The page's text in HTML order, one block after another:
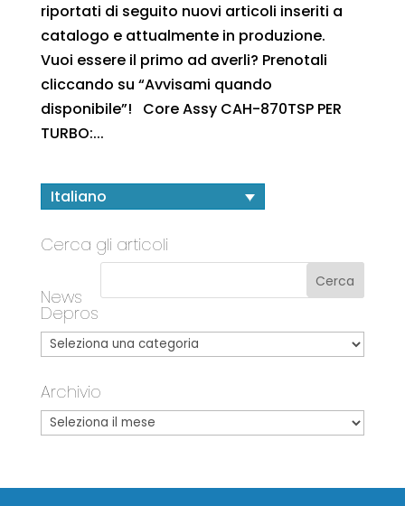
riportati di seguito nuovi articoli inseriti a
catalogo e attualmente in produzione.
Vuoi essere il primo ad averli? Prenotali
cliccando su “Avvisami quando
disponibile”! Core Assy CAH-870TSP PER
TURBO:...
Italiano
Cerca gli articoli
News
Depros
Archivio